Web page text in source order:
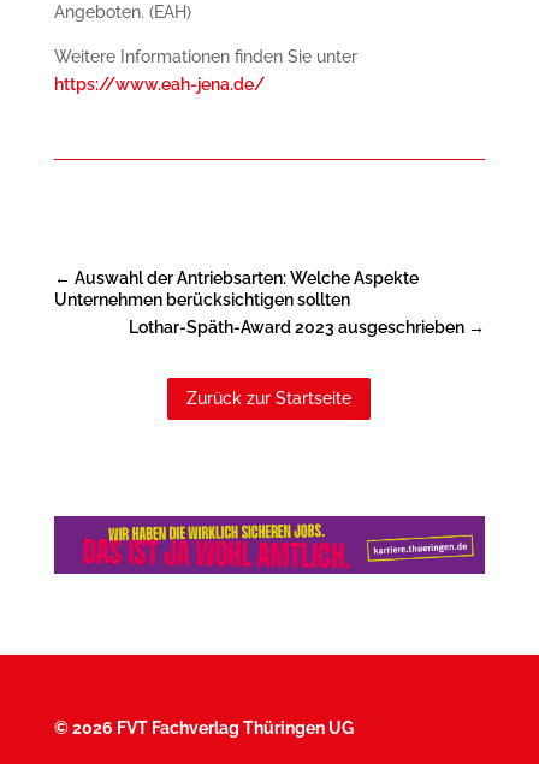
Angeboten. (EAH)
Weitere Informationen finden Sie unter
https://www.eah-jena.de/
← Auswahl der Antriebsarten: Welche Aspekte
Unternehmen berücksichtigen sollten
Lothar-Späth-Award 2023 ausgeschrieben →
Zurück zur Startseite
©2026 FVT Fachverlag Thüringen UG